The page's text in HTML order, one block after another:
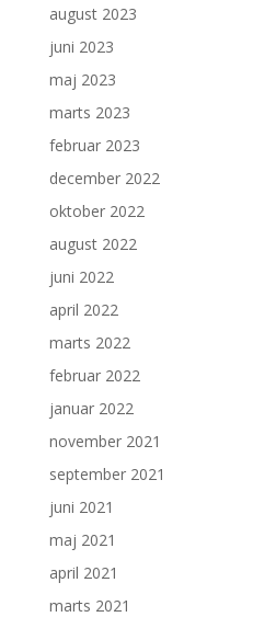
august 2023
juni 2023
maj 2023
marts 2023
februar 2023
december 2022
oktober 2022
august 2022
juni 2022
april 2022
marts 2022
februar 2022
januar 2022
november 2021
september 2021
juni 2021
maj 2021
april 2021
marts 2021